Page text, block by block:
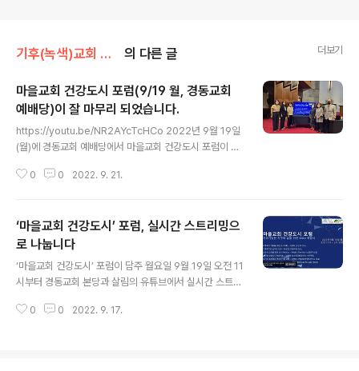
기후(녹색)교회 이야기/마을교회 이야기 의 다른 글 더보기
마을교회 건강도시 포럼(9/19 월, 경동교회
예배당)이 잘 마무리 되었습니다.
https://youtu.be/NR2AYcTcHCo 2022년 9월 19일
(월)에 경동교회 예배당에서 마을교회 건강도시 포럼이 진
고 기독교환경교육센터 살림의 운영위원이신 전현숙 선생
후 1시~2시 30분 사전행사( 지속가능한 지구와 삶을 위한
"기독교환경교육센터_살림-산림문화콘텐츠연구소-효산
산건강환경재단" MOU체결) 1부 : 기후위기 대응을 위한
도시계획 / 고광욱 (고신대 교수) 기후위기와 모두의 건강 /
하은희 (이화여대 교수) 모두의 건강을 위한 도시 거버넌스
/ 박숙현 (지속가능한시스템연구소장) 2부: 국내외 건강도
0 0 2022. 9. 21.
‘마을교회 건강도시’ 포럼, 실시간 스트리밍으
로 나눕니다
‘마을교회 건강도시’ 포럼이 담주 월요일 9월 19일 오전 11
시부터 경동교회 본당과 살림의 유튜브에서 실시간 스트리
약도, 살림-산문연-효산 간에 체결됩니다. - 행사 자세히보
0 0 2022. 9. 17.